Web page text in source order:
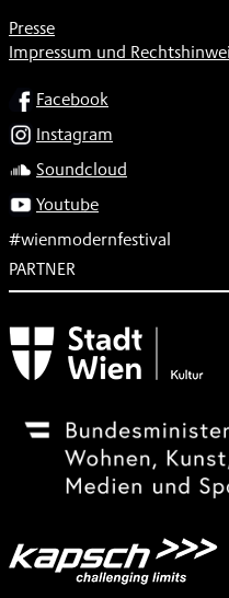
Presse
Impressum und
SOCIALFacebook
Instagram
Soundcloud
Youtube
#wienmodernfestival
PARTNER
Subventionsgeber